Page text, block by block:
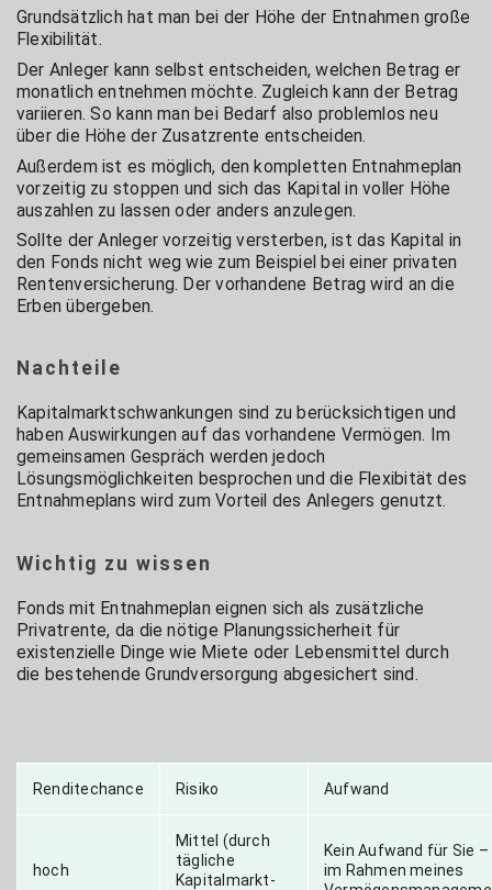
Grundsätzlich hat man bei der Höhe der Entnahmen große
Flexibilität.
Der Anleger kann selbst entscheiden, welchen Betrag er
monatlich entnehmen möchte. Zugleich kann der Betrag
variieren. So kann man bei Bedarf also problemlos neu
über die Höhe der Zusatzrente entscheiden.
Außerdem ist es möglich, den kompletten Entnahmeplan
vorzeitig zu stoppen und sich das Kapital in voller Höhe
auszahlen zu lassen oder anders anzulegen.
Sollte der Anleger vorzeitig versterben, ist das Kapital in
den Fonds nicht weg wie zum Beispiel bei einer privaten
Rentenversicherung. Der vorhandene Betrag wird an die
Erben übergeben.
Nachteile
Kapitalmarktschwankungen sind zu berücksichtigen und
haben Auswirkungen auf das vorhandene Vermögen. Im
gemeinsamen Gespräch werden jedoch
Lösungsmöglichkeiten besprochen und die Flexibität des
Entnahmeplans wird zum Vorteil des Anlegers genutzt.
Wichtig zu wissen
Fonds mit Entnahmeplan eignen sich als zusätzliche
Privatrente, da die nötige Planungssicherheit für
existenzielle Dinge wie Miete oder Lebensmittel durch
die bestehende Grundversorgung abgesichert sind.
Renditechance Risiko Aufwand
hoch
Mittel (durch
tägliche
Kapitalmarkt-
Kein Aufwand für Sie –
im Rahmen meines